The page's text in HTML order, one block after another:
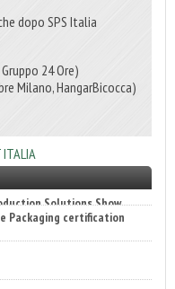
dopo SPS Italia
24 Ore)
Milano, HangarBicocca)
ITALIA
Packaging certification
2026 di FTA Europe